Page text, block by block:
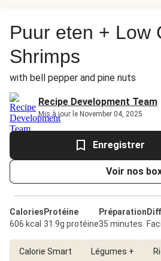
Puur eten + Low
Shrimps
with bell pepper and pine nuts
Recipe Development Team
Mis à jour le November 04, 2025
Enregistrer
Voir nos
Calories
606 kcal
Protéine
31.9g protéine
Préparation
35 minutes
Calorie Smart Légumes +